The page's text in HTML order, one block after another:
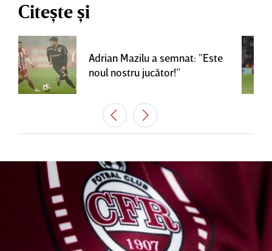
Citește și
Adrian Mazilu a semnat: ”Este
noul nostru jucător!”